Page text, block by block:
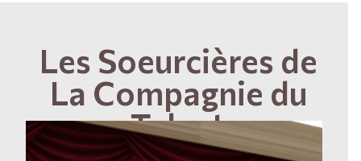
Les Soeurcières de
La Compagnie du
Talent